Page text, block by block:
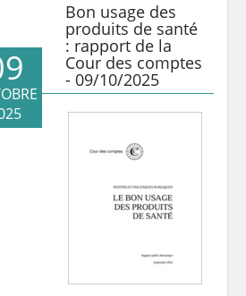
Bon usage des
produits de santé
: rapport de la
Cour des comptes
- 09/10/2025